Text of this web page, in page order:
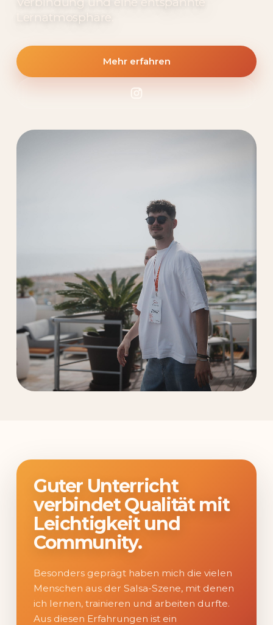
Lernatmosphäre.
Mehr erfahren
Guter Unterricht
verbindet Qualität mit
Leichtigkeit und
Community.
Besonders geprägt haben mich die vielen
Menschen aus der Salsa-Szene, mit denen
ich lernen, trainieren und arbeiten durfte.
Aus diesen Erfahrungen ist ein